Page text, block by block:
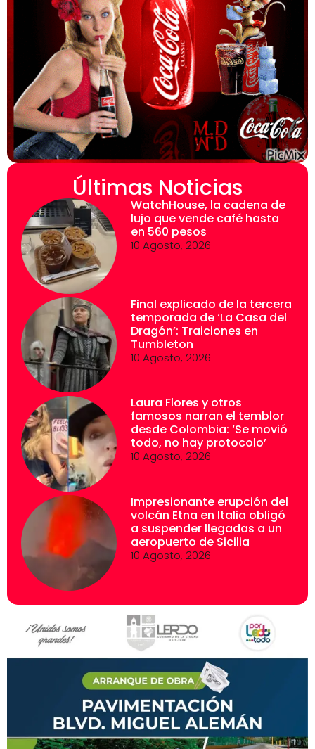
Últimas Noticias
WatchHouse, la cadena de
lujo que vende café hasta
en 560 pesos
10 Agosto, 2026
Final explicado de la tercera
temporada de ‘La Casa del
Dragón’: Traiciones en
Tumbleton
10 Agosto, 2026
Laura Flores y otros
famosos narran el temblor
desde Colombia: ‘Se movió
todo, no hay protocolo’
10 Agosto, 2026
Impresionante erupción del
volcán Etna en Italia obligó
a suspender llegadas a un
aeropuerto de Sicilia
10 Agosto, 2026